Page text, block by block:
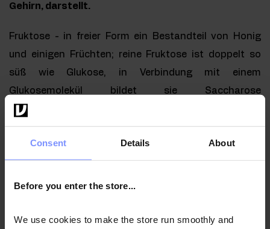
Consent Details About
Before you enter the store...
We use cookies to make the store run smoothly and
Gehirn, darstellt.
Fruktose - in freier Form ein Bestandteil von Honig
und einigen Früchten; reine Fruktose ist doppelt so
süß wie Glukose, in Verbindung mit einem
Glukosemolekül bildet sie Saccharose
(Haushaltszucker);
in Glukose umgewandelt und dann als Energiequelle
genutzt; übermäßiger Konsum trägt zur Fettleber bei.
Nukleinsäuren, die
Saccharose - ein Disaccharid, das aus Glucose und